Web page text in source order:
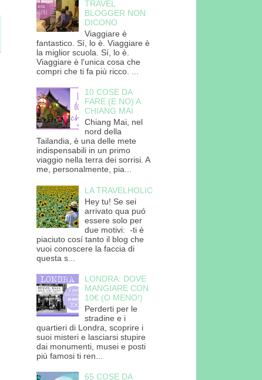
TRAVEL
BLOGGER NON
DICONO
Viaggiare è
fantastico. Sí, lo è. Viaggiare è
la miglior scuola. Sí, lo è.
Viaggiare è l'unica cosa che
compri che ti fa più ricco. ...
10 COSE DA
FARE (E NO) A
CHIANG MAI
Chiang Mai, nel
nord della
Tailandia, è una delle mete
indispensabili in un primo
viaggio nella terra dei sorrisi. A
me, personalmente, pia...
LA TRAVELHOLIC
Hey tu! Se sei
arrivato qua puó
essere solo per
due motivi: -ti è
piaciuto cosí tanto il blog che
vuoi conoscere la faccia di
questa s...
LONDRA: DOVE
MANGIARE CON
10€ (O MENO!)
Perderti per le
stradine e i
quartieri di Londra, scoprire i
suoi misteri e lasciarsi stupire
dai monumenti, musei e posti
più famosi ti ren...
65 COSE DA